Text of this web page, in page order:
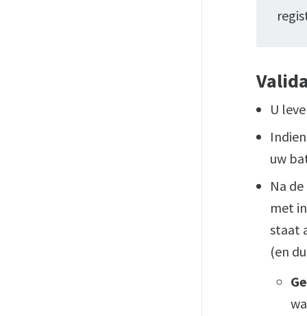
U
uw
Na
met
staat
(en